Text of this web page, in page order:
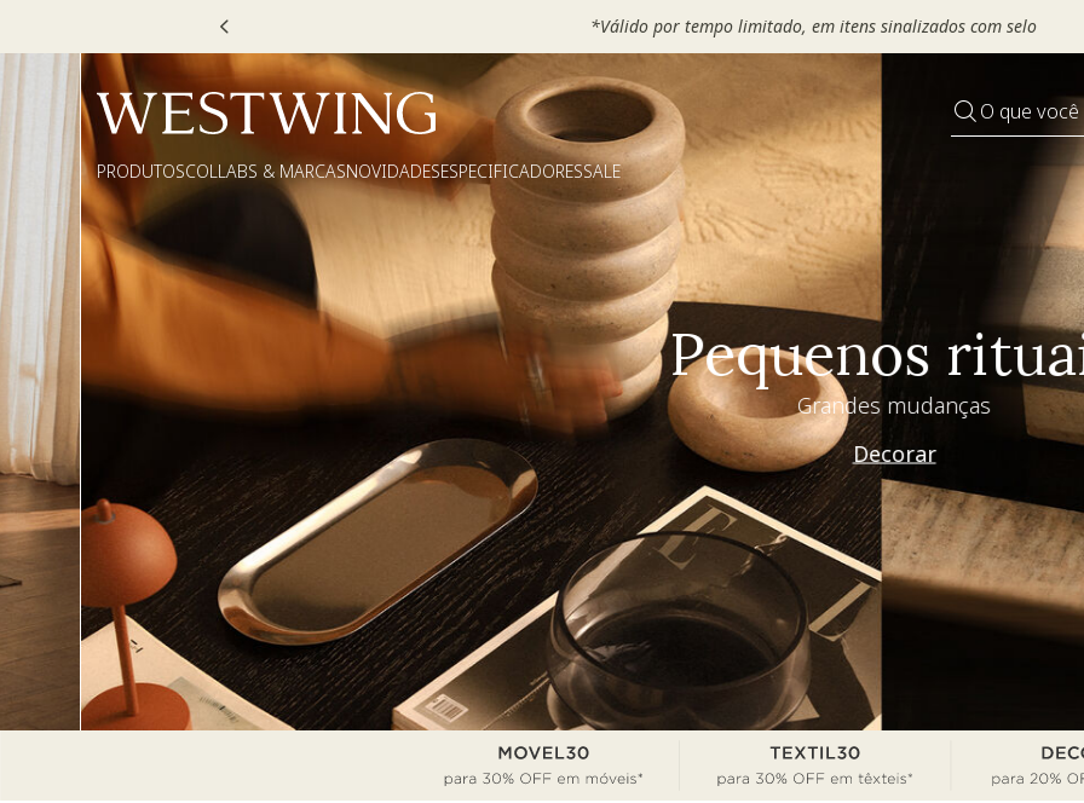
Escolha seu VOUCHER e ganhe até 30% OFF*: useMOVEL30, TEXTIL30 OU
O que
PRODUTOSCOLLABS & MARCASNOVIDADESESPECIFICADORESSALE
Pequenos rituais
Grandes mudanças
Decorar